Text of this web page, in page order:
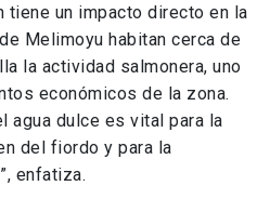
tiene un impacto directo en la
Melimoyu habitan cerca de
la actividad salmonera, uno
económicos de la zona.
agua dulce es vital para la
del fiordo y para la
enfatiza.